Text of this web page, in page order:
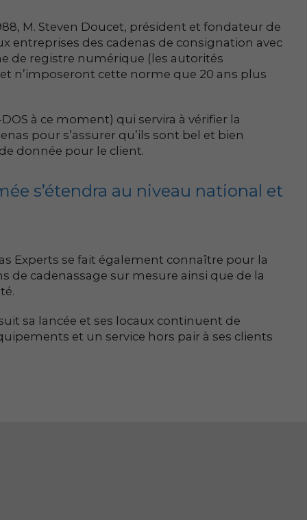
M. Steven Doucet, président et fondateur de
entreprises des cadenas de consignation avec
de registre numérique (les autorités
n’imposeront cette norme que 20 ans plus
à ce moment) qui servira à vérifier la
pour s’assurer qu’ils sont bel et bien
donnée pour le client.
s’étendra au niveau national et
Experts se fait également connaître pour la
de cadenassage sur mesure ainsi que de la
sa lancée et ses locaux continuent de
et un service hors pair à ses clients